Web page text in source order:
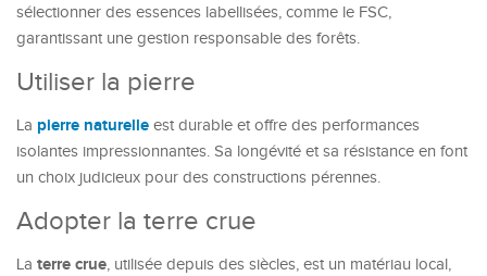
sélectionner des essences labellisées, comme le FSC,
garantissant une gestion responsable des forêts.
Utiliser la pierre
La pierre naturelle est durable et offre des performances
isolantes impressionnantes. Sa longévité et sa résistance en font
un choix judicieux pour des constructions pérennes.
Adopter la terre crue
La terre crue, utilisée depuis des siècles, est un matériau local,